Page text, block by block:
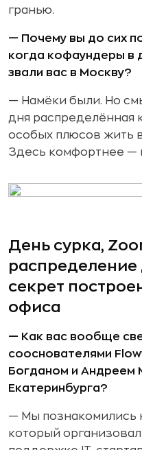
гранью.
— Почему вы до сих
когда кофаундеры в
звали вас в Москву?
— Намёки были. Но
дня распределённая
особых плюсов жить
Здесь комфортнее —
День сурка,
секрет
офиса
— Как вас вообще
сооснователями
Богданом и Андреем
Екатеринбурга?
— Мы познакомились
который